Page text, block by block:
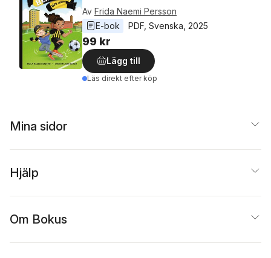
Av Frida Naemi Persson
E-bok
PDF Svenska 2025
99 kr
Lägg till
Läs direkt efter köp
Mina sidor
Hjälp
Om Bokus